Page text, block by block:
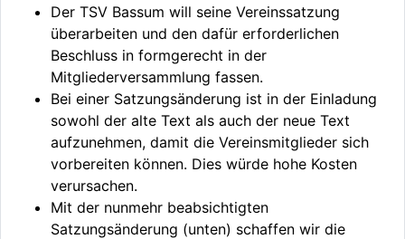
Der TSV Bassum will seine Vereinssatzung
überarbeiten und den dafür erforderlichen
Beschluss in formgerecht in der
Mitgliederversammlung fassen.
Bei einer Satzungsänderung ist in der Einladung
sowohl der alte Text als auch der neue Text
aufzunehmen, damit die Vereinsmitglieder sich
vorbereiten können. Dies würde hohe Kosten
verursachen.
Mit der nunmehr beabsichtigten
Satzungsänderung (unten) schaffen wir die